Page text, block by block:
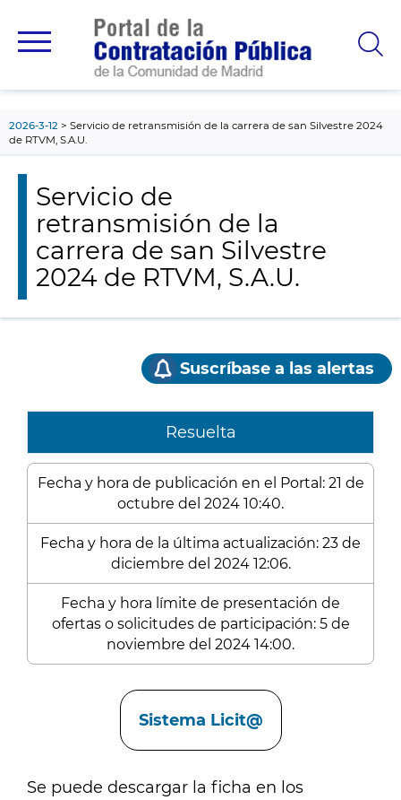
principal
2026-3-12
Servicio de retransmisión de la carrera de san Silvestre 2024
de RTVM, S.A.U.
Servicio de
retransmisión de la
carrera de san Silvestre
2024 de RTVM, S.A.U.
Suscríbase a las alertas
Resuelta
Fecha y hora de publicación en el Portal: 21 de
octubre del 2024 10:40.
Fecha y hora de la última actualización: 23 de
diciembre del 2024 12:06.
Fecha y hora límite de presentación de
ofertas o solicitudes de participación: 5 de
noviembre del 2024 14:00.
Sistema Licit@
Se puede descargar la ficha en los